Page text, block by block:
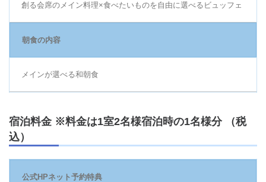
創る会席のメイン料理×食べたいものを自由に選べるビュッフェ
朝食の内容
メインが選べる和朝食
宿泊料金 ※料金は1室2名様宿泊時の1名様分 （税
込）
公式HPネット予約特典